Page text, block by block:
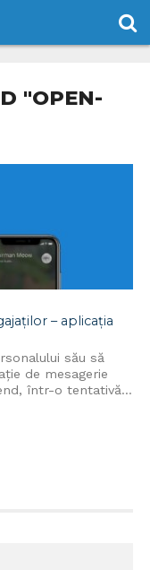
"OPEN-
– aplicația
său să
de mesagerie
într-o tentativă...